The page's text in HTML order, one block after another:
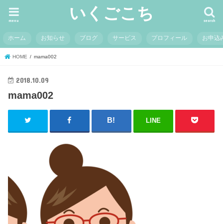
いくごこち search
menu
ホーム お知らせ ブログ サービス プロフィール お申込
HOME mama002
2018.10.09
mama002
LINE